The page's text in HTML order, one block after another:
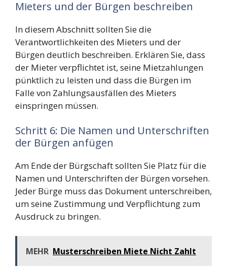
Mieters und der Bürgen beschreiben
In diesem Abschnitt sollten Sie die
Verantwortlichkeiten des Mieters und der
Bürgen deutlich beschreiben. Erklären Sie, dass
der Mieter verpflichtet ist, seine Mietzahlungen
pünktlich zu leisten und dass die Bürgen im
Falle von Zahlungsausfällen des Mieters
einspringen müssen.
Schritt 6: Die Namen und Unterschriften
der Bürgen anfügen
Am Ende der Bürgschaft sollten Sie Platz für die
Namen und Unterschriften der Bürgen vorsehen.
Jeder Bürge muss das Dokument unterschreiben,
um seine Zustimmung und Verpflichtung zum
Ausdruck zu bringen.
MEHR Musterschreiben Miete Nicht Zahlt